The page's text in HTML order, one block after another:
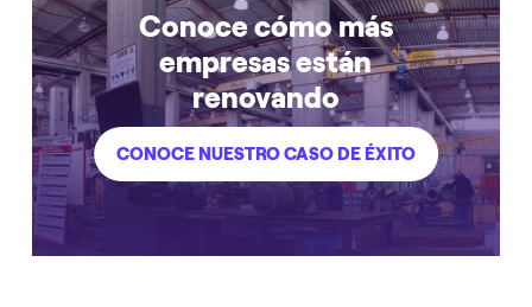
Conoce cómo más
empresas están
renovando
CONOCE NUESTRO CASO DE ÉXITO